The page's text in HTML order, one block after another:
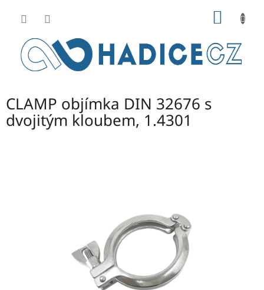
CLAMP objímka DIN 32676 s
dvojitým kloubem, 1.4301